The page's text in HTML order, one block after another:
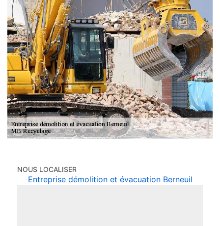
NOUS LOCALISER
Entreprise démolition et évacuation Berneuil